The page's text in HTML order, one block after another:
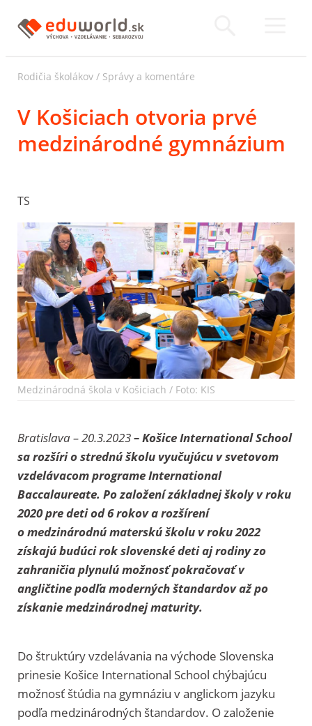
Rodičia školákov / Správy a komentáre
V Košiciach otvoria prvé
medzinárodné gymnázium
TS
Medzinárodná škola v Košiciach / Foto: KIS
Bratislava – 20.3.2023– Košice International School
sa rozšíri o strednú školu vyučujúcu v svetovom
vzdelávacom programe International
Baccalaureate. Po založení základnej školy v roku
2020 pre deti od 6 rokov a rozšírení
o medzinárodnú materskú školu v roku 2022
získajú budúci rok slovenské deti aj rodiny zo
zahraničia plynulú možnosť pokračovať v
angličtine podľa moderných štandardov až po
získanie medzinárodnej maturity.
Do štruktúry vzdelávania na východe Slovenska
prinesie Košice International School chýbajúcu
možnosť štúdia na gymnáziu v anglickom jazyku
podľa medzinárodných štandardov. O založenie